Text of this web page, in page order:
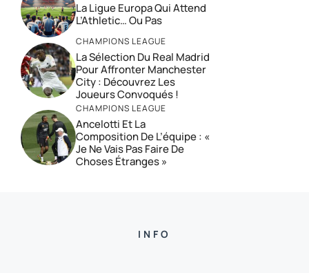
La Ligue Europa Qui Attend
L’Athletic… Ou Pas
CHAMPIONS LEAGUE
La Sélection Du Real Madrid
Pour Affronter Manchester
City : Découvrez Les
Joueurs Convoqués !
CHAMPIONS LEAGUE
Ancelotti Et La
Composition De L’équipe : «
Je Ne Vais Pas Faire De
Choses Étranges »
INFO